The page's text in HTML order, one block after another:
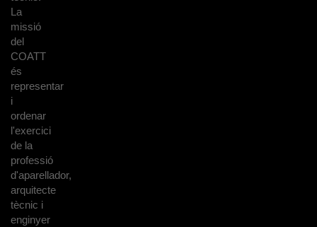
La
missió
del
COATT
és
representar
i
ordenar
l'exercici
de la
professió
d'aparellador,
arquitecte
tècnic i
enginyer